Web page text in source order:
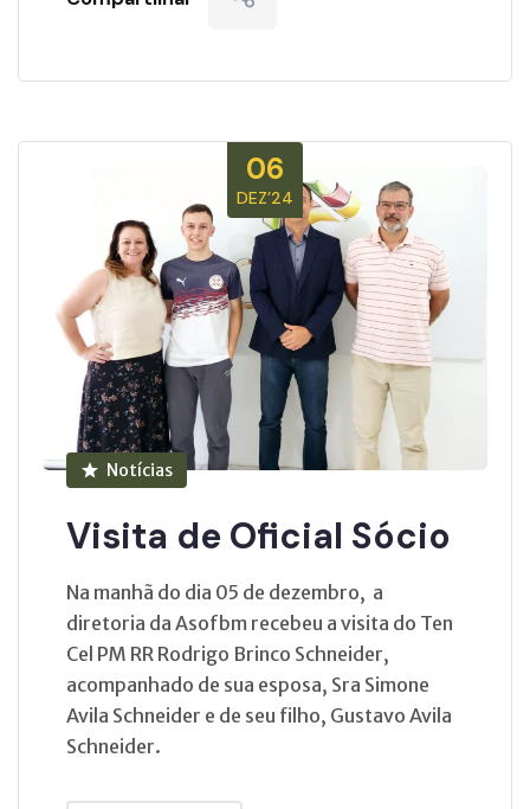
06
DEZ’24
Notícias
Visita de Oficial Sócio
Na manhã do dia 05 de dezembro, a
diretoria da Asofbm recebeu a visita do Ten
Cel PM RR Rodrigo Brinco Schneider,
acompanhado de sua esposa, Sra Simone
Avila Schneider e de seu filho, Gustavo Avila
Schneider.